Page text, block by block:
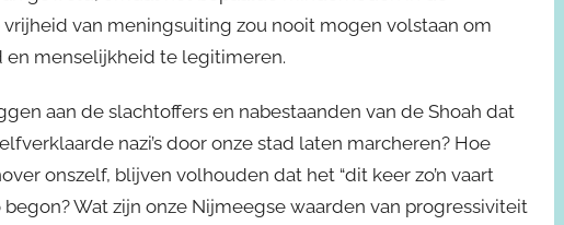
van meningsuiting zou nooit mogen volstaan om
menselijkheid te legitimeren.
aan de slachtoffers en nabestaanden van de Shoah dat
nazi’s door onze stad laten marcheren? Hoe
onszelf, blijven volhouden dat het “dit keer zo’n vaart
Wat zijn onze Nijmeegse waarden van progressiviteit